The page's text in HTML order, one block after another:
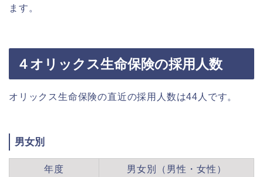
ます。
４オリックス生命保険の採用人数
オリックス生命保険の直近の採用人数は44人です。
男女別
年度 男女別（男性・女性）